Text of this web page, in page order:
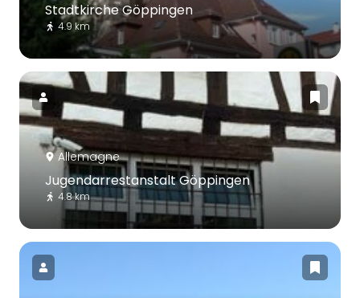
Stadtkirche Göppingen
4.9 km
Allemagne
Jugendarrestanstalt Göppingen
4.8 km